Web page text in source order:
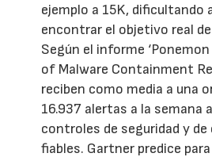
ejemplo a 15K, dificultando
encontrar el objetivo real
Según el informe
of Malware Containment
reciben como media a una
16.937 alertas a la semana
controles de seguridad y
fiables. Gartner predice